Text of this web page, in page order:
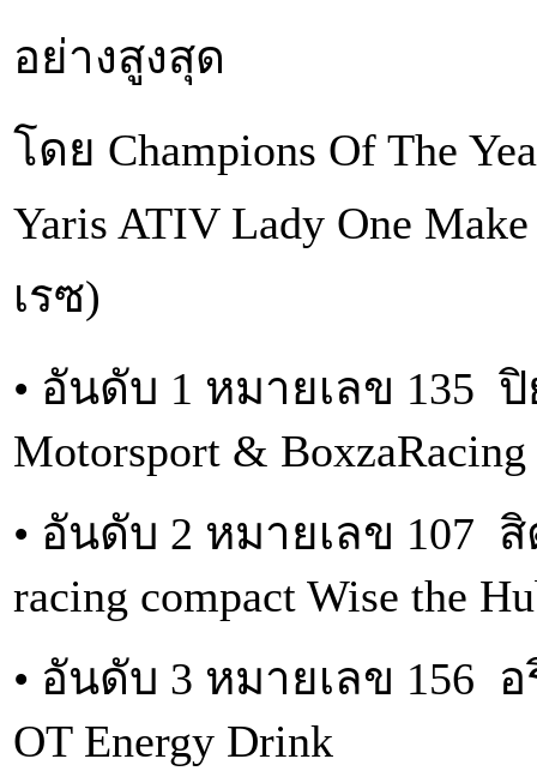
อย่างสูงสุด
โดย Champions Of The
Yaris ATIV Lady One
เรซ)
• อันดับ 1 หมายเลข 135
Motorsport & BoxzaRacing
• อันดับ 2 หมายเลข 107
racing compact Wise the
• อันดับ 3 หมายเลข 156
OT Energy Drink